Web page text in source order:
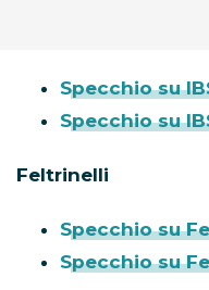
Specchio su
Specchio su
Feltrinelli
Specchio su
Specchio su